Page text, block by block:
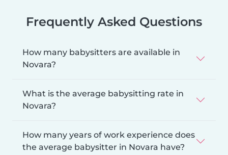
Frequently Asked Questions
How many babysitters are available in
Novara?
What is the average babysitting rate in
Novara?
How many years of work experience does
the average babysitter in Novara have?